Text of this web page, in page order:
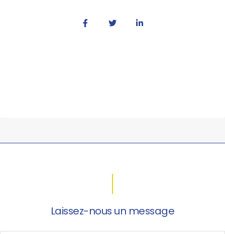
Laissez-nous un message